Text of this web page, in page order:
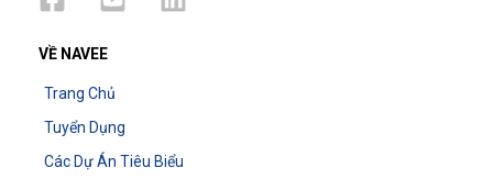
VỀ NAVEE
Trang Chủ
Tuyển Dụng
Các Dự Án Tiêu Biểu